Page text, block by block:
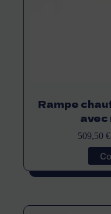
Rampe
509,50€